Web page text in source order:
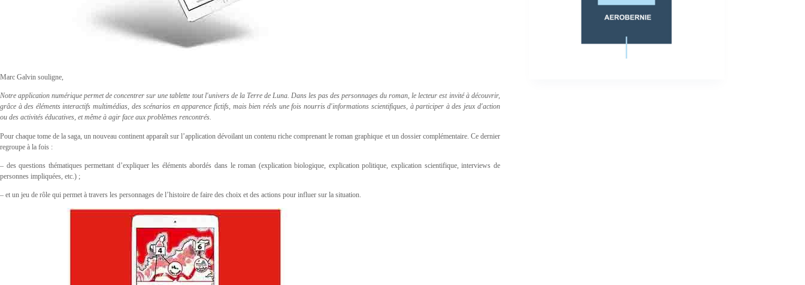
Marc Galvin souligne,
Notre application numérique permet de concentrer sur une tablette tout l'univers de la Terre de Luna. Dans les pas des personnages du roman, le lecteur est invité à découvrir,
grâce à des éléments interactifs multimédias, des scénarios en apparence fictifs, mais bien réels une fois nourris d'informations scientifiques, à participer à des jeux d'action
ou des activités éducatives, et même à agir face aux problèmes rencontrés.
Pour chaque tome de la saga, un nouveau continent apparaît sur l’application dévoilant un contenu riche comprenant le roman graphique et un dossier complémentaire. Ce dernier
regroupe à la fois :
– des questions thématiques permettant d’expliquer les éléments abordés dans le roman (explication biologique, explication politique, explication scientifique, interviews de
personnes impliquées, etc.) ;
– et un jeu de rôle qui permet à travers les personnages de l’histoire de faire des choix et des actions pour influer sur la situation.